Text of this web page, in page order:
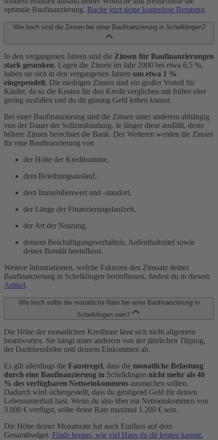
optimale Baufinanzierung. Buche jetzt deine kostenlose Beratung.
Wie hoch sind die Zinsen bei einer Baufinanzierung in Schelklingen?
In den vergangenen Jahren sind die Zinsen für Baufinanzierungen
stark gesunken. Lagen die Zinsen im Jahr 2000 bei etwa 6,5 %,
haben sie sich in den vergangenen Jahren um etwa 1 %
eingependelt. Die niedrigen Zinsen sind ein großer Vorteil für
Käufer, da so die Kosten für den Kredit verglichen mit früher eher
gering ausfallen und du dir günstig Geld leihen kannst.
Bei einer Baufinanzierung sind die Zinsen unter anderem abhängig
von der Dauer der Sollzinsbindung. Je länger diese ausfällt, desto
höhere Zinsen berechnet die Bank. Des Weiteren werden die Zinsen
für eine Baufinanzierung von
der Höhe der Kreditsumme,
dem Beleihungsauslauf,
dem Immobilienwert und -standort,
der Länge der Finanzierungslaufzeit,
der Art der Nutzung,
deinem Beschäftigungsverhältnis, Aufenthaltstitel sowie
deiner Bonität beeinflusst.
Weitere Informationen, welche Faktoren den Zinssatz deiner
Baufinanzierung in Schelklingen beeinflussen, findest du in diesem
Artikel.
Wie hoch sollte die monatliche Rate bei einer Baufinanzierung in
Schelklingen sein?
Die Höhe der monatlichen Kreditrate lässt sich nicht allgemein
beantworten. Sie hängt unter anderem von der jährlichen Tilgung,
der Darlehenshöhe und deinem Einkommen ab.
Es gilt allerdings die Faustregel, dass die monatliche Belastung
durch eine Baufinanzierung in Schelklingen nicht mehr als 40
% des verfügbaren Nettoeinkommens ausmachen sollten.
Dadurch wird sichergestellt, dass du genügend Geld für deinen
Lebensunterhalt hast. Wenn du also über ein Nettoeinkommen von
3.000 € verfügst, sollte deine Rate maximal 1.200 € sein.
Die Höhe deiner Monatsrate hat auch Einfluss auf dein
Gesamtbudget. Finde heraus, wie viel Haus du dir leisten kannst.